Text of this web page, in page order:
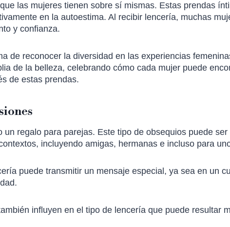
las mujeres tienen sobre sí mismas. Estas prendas
en la autoestima. Al recibir lencería, muchas
y confianza.
de reconocer la diversidad en las experiencias
de la belleza, celebrando cómo cada mujer puede
de estas prendas.
regalo para parejas. Este tipo de obsequios puede
incluyendo amigas, hermanas e incluso para
puede transmitir un mensaje especial, ya sea en un
influyen en el tipo de lencería que puede resultar